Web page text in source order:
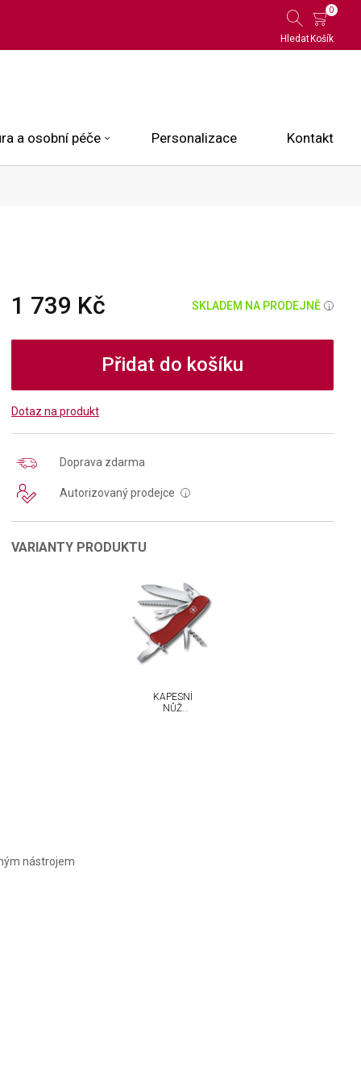
Hledat
0
Košík
a osobní péče Personalizace Kontakt
1 739 Kč SKLADEM NA PRODEJNĚ i
Přidat do košíku
Dotaz na produkt
Doprava zdarma
Autorizovaný prodejce i
VARIANTY PRODUKTU
KAPESNÍ
NŮŽ
nástrojem